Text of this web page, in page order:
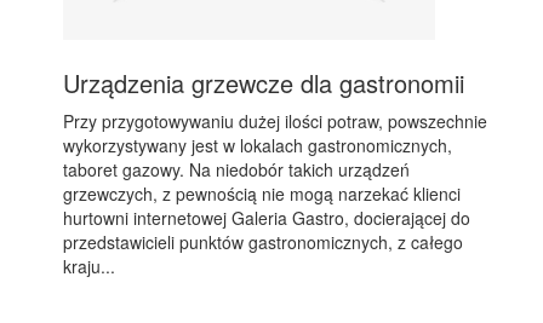
Urządzenia grzewcze dla gastronomii
Przy przygotowywaniu dużej ilości potraw, powszechnie
wykorzystywany jest w lokalach gastronomicznych,
taboret gazowy. Na niedobór takich urządzeń
grzewczych, z pewnością nie mogą narzekać klienci
hurtowni internetowej Galeria Gastro, docierającej do
przedstawicieli punktów gastronomicznych, z całego
kraju...